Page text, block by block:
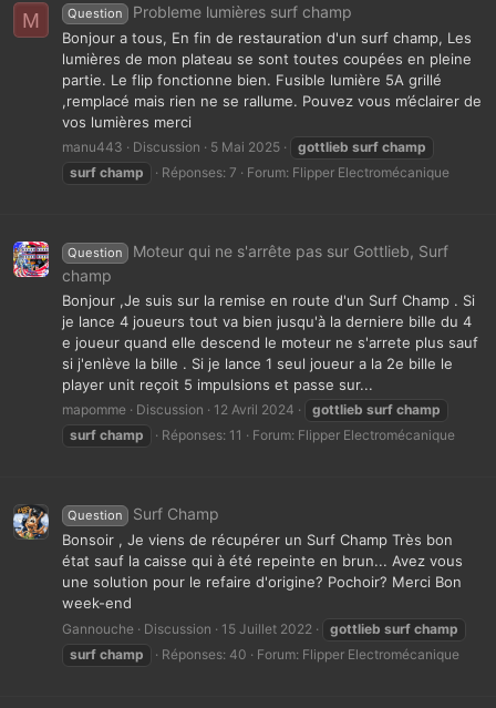
M Question Probleme lumières surf champ
Bonjour a tous, En fin de restauration d'un surf champ, Les
lumières de mon plateau se sont toutes coupées en pleine
partie. Le flip fonctionne bien. Fusible lumière 5A grillé
,remplacé mais rien ne se rallume. Pouvez vous m’éclairer de
vos lumières merci
manu443 Discussion 5 Mai 2025 gottlieb surf champ
surf champ Réponses: 7 Forum: Flipper Electromécanique
Question
Moteur qui ne s'arrête pas sur Gottlieb, Surf
champ
Bonjour ,Je suis sur la remise en route d'un Surf Champ . Si
je lance 4 joueurs tout va bien jusqu'à la derniere bille du 4
e joueur quand elle descend le moteur ne s'arrete plus sauf
si j'enlève la bille . Si je lance 1 seul joueur a la 2e bille le
player unit reçoit 5 impulsions et passe sur...
mapomme Discussion 12 Avril 2024 gottlieb surf champ
surf champ Réponses: 11 Forum: Flipper Electromécanique
Question Surf Champ
Bonsoir , Je viens de récupérer un Surf Champ Très bon
état sauf la caisse qui à été repeinte en brun... Avez vous
une solution pour le refaire d'origine? Pochoir? Merci Bon
week-end
Gannouche Discussion 15 Juillet 2022 gottlieb surf champ
surf champ Réponses: 40 Forum: Flipper Electromécanique